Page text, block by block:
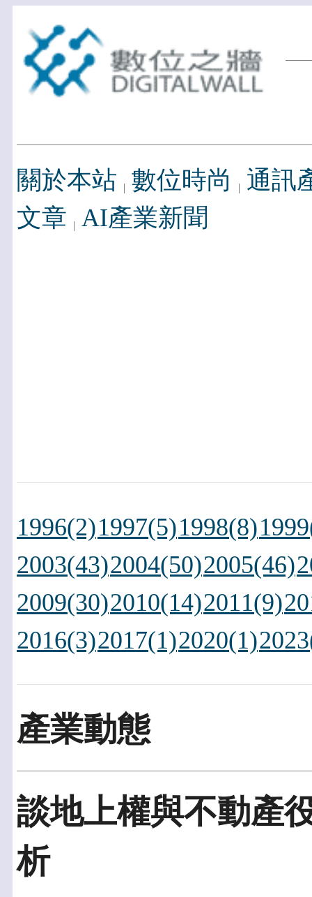
關於本站 數位時尚
通訊
文章 AI產業新聞
1996(2)1997(5)1998(8)
2003(43)2004(50)2005(46)
2009(30)2010(14)2011(9)
2016(3)2017(1)2020(1)
產業動態
談地上權與不動產
析